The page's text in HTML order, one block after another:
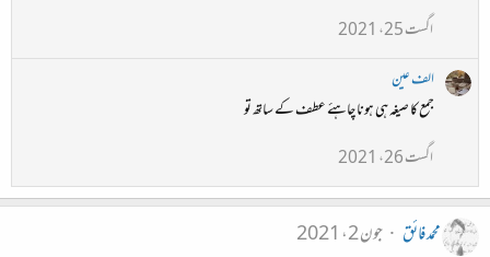
اگست 25، 2021
الف عین
جمع کا صیغہ ہی ہونا چاہئے عطف کے ساتھ تو
اگست 26، 2021
محمد فائق
جون 2، 2021